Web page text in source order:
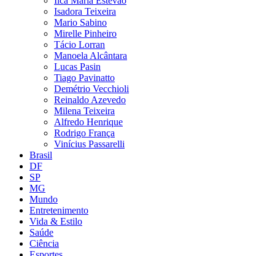
Isadora Teixeira
Mario Sabino
Mirelle Pinheiro
Tácio Lorran
Manoela Alcântara
Lucas Pasin
Tiago Pavinatto
Demétrio Vecchioli
Reinaldo Azevedo
Milena Teixeira
Alfredo Henrique
Rodrigo França
Vinícius Passarelli
Brasil
DF
SP
MG
Mundo
Entretenimento
Vida & Estilo
Saúde
Ciência